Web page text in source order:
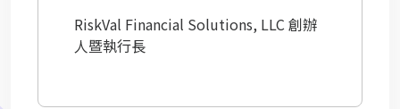
RiskVal Financial Solutions, LLC 創辦
人暨執行長